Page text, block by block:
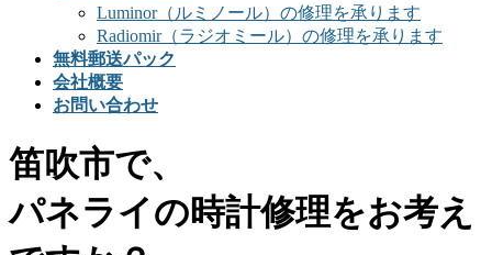
Luminor（ルミノール）の修理を承ります
Radiomir（ラジオミール）の修理を承ります
無料郵送パック
会社概要
お問い合わせ
笛吹市で、
パネライの時計修理をお考え